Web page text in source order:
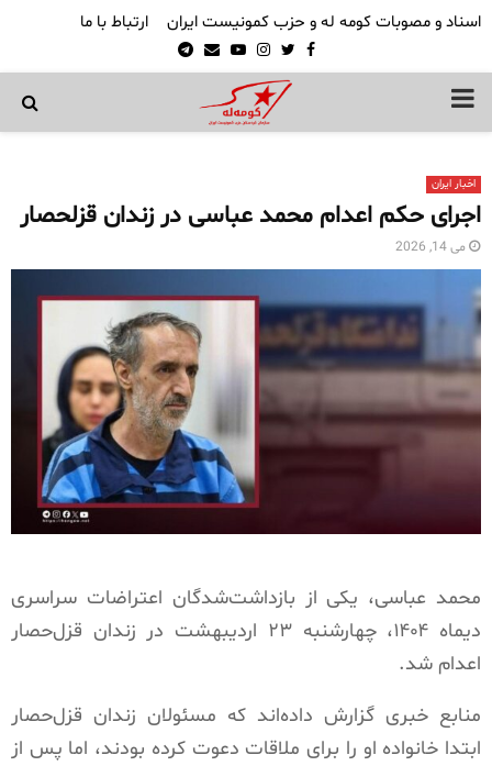
اسناد و مصوبات کومه له و حزب کمونیست ایران ارتباط با ما
Facebook
Twitter
Instagram
Youtube
Email
Telegram
PRIMARY
اخبار ایران
اجرای حکم اعدام محمد عباسی در زندان قزلحصار
می 14, 2026
محمد عباسی، یکی از بازداشت‌شدگان اعتراضات سراسری
دیماه ۱۴۰۴، چهارشنبه ۲۳ اردیبهشت در زندان قزل‌حصار
اعدام شد.
منابع خبری گزارش داده‌اند که مسئولان زندان قزل‌حصار
ابتدا خانواده او را برای ملاقات دعوت کرده بودند، اما پس از